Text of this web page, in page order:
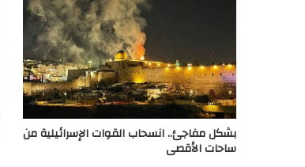
بشكل مفاجئ.. انسحاب القوات الإسرائيلية من
ساحات الأقصى